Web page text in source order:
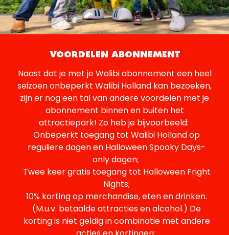
VOORDELEN ABONNEMENT
Naast dat je met je Walibi abonnement een heel
seizoen onbeperkt Walibi Holland kan bezoeken,
zijn er nog een tal van andere voordelen met je
abonnement binnen en buiten het
attractiepark! Zo heb je bijvoorbeeld:
Onbeperkt toegang tot Walibi Holland op
reguliere dagen en Halloween Spooky Days-
only dagen;
Twee keer gratis toegang tot Halloween Fright
Nights;
10% korting op merchandise, eten en drinken.
(M.u.v. betaalde attracties en alcohol.) De
korting is niet geldig in combinatie met andere